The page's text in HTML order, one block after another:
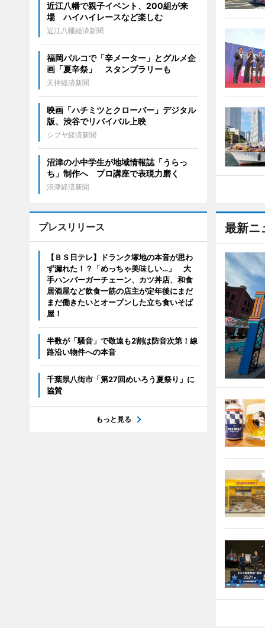
最新ニ
近江八幡で親子イベント、200組が来
場 ハイハイレースなど楽しむ
近江八幡経済新聞
福岡パルコで「辛メーター」とグルメ企
画「夏辛祭」 スタンプラリーも
天神経済新聞
映画「ハチミツとクローバー」デジタル
版、渋谷でリバイバル上映
シブヤ経済新聞
沼津の小中学生が地域情報誌「うらっ
ち」制作へ プロ講座で表現力磨く
沼津経済新聞
プレスリリース
【ＢＳ日テレ】ドランク塚地の本音が思わ
ず漏れた！？「めっちゃ美味しい…」 大
手ハンバーガーチェーン、カツ丼店、和食
居酒屋など飲食一筋の店主が定年後にまだ
まだ働きたいとオープンした立ち食いそば
屋！
半数が「騒音」で敬遠も2割は防音次第！線
路沿い物件への本音
千葉県八街市「第27回めいろう夏祭り」に
協賛
もっと見る